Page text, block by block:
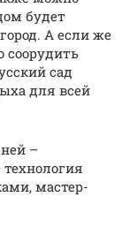
будет
А если же
соорудить
сад
для всей
–
мастер-